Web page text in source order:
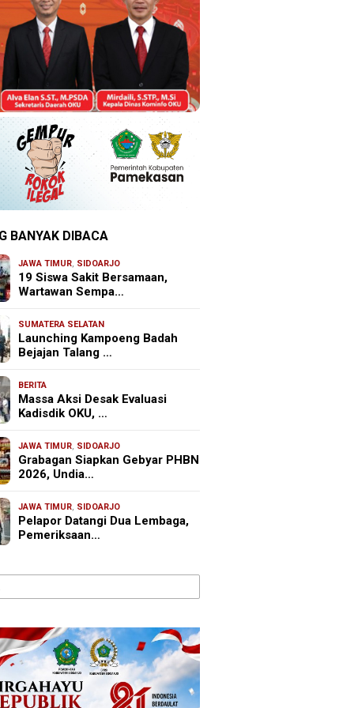
BANYAK DIBACA
JAWA TIMUR, SIDOARJO
19 Siswa Sakit Bersamaan,
Wartawan Sempa…
SUMATERA SELATAN
Launching Kampoeng Badah
Bejajan Talang …
BERITA
Massa Aksi Desak Evaluasi
Kadisdik OKU, …
JAWA TIMUR, SIDOARJO
Grabagan Siapkan Gebyar PHBN
2026, Undia…
JAWA TIMUR, SIDOARJO
Pelapor Datangi Dua Lembaga,
Pemeriksaan…